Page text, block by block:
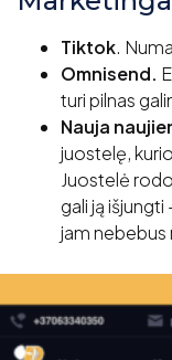
Tiktok.
Omnisend.
turi pilnas
Nauja
juostelę,
Juostelė
gali ją
jam